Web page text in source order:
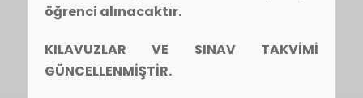
öğrenci alınacaktır.
KILAVUZLAR VE SINAV TAKVİMİ
GÜNCELLENMİŞTİR.